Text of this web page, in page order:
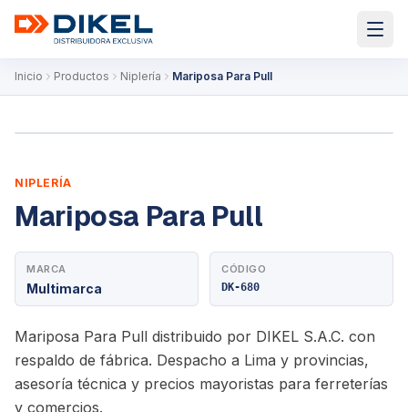
Inicio Productos Niplería Mariposa Para Pull
NIPLERÍA
Mariposa Para Pull
MARCA
Multimarca
CÓDIGO
DK-680
Mariposa Para Pull distribuido por DIKEL S.A.C. con
respaldo de fábrica. Despacho a Lima y provincias,
asesoría técnica y precios mayoristas para ferreterías
y comercios.